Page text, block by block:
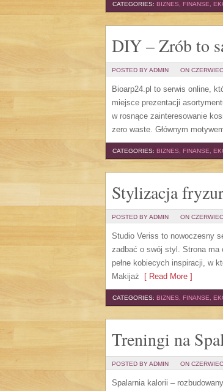
CATEGORIES: BIZNES, FINANSE,
DIY – Zrób to
POSTED BY ADMIN ON
Bioarp24.pl to serwis online,
miejsce prezentacji
w rosnące zainteresowanie
zero waste. Głównym
CATEGORIES: BIZNES, FINANSE,
Stylizacja fryzur
POSTED BY ADMIN ON
Studio Veriss to nowoczesny
zadbać o swój styl. Strona ma
pełne kobiecych inspiracji, w
Makijaż [ Read More ]
CATEGORIES: BIZNES, FINANSE,
Treningi na
POSTED BY ADMIN ON
Spalarnia kalorii –